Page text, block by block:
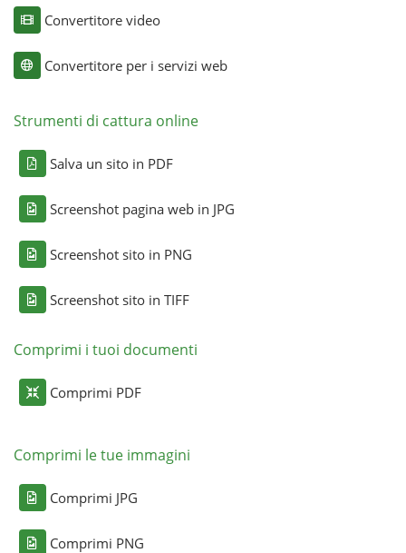
Convertitore video
Convertitore per i servizi web
Strumenti di cattura online
Salva un sito in PDF
Screenshot pagina web in JPG
Screenshot sito in PNG
Screenshot sito in TIFF
Comprimi i tuoi documenti
Comprimi PDF
Comprimi le tue immagini
Comprimi JPG
Comprimi PNG